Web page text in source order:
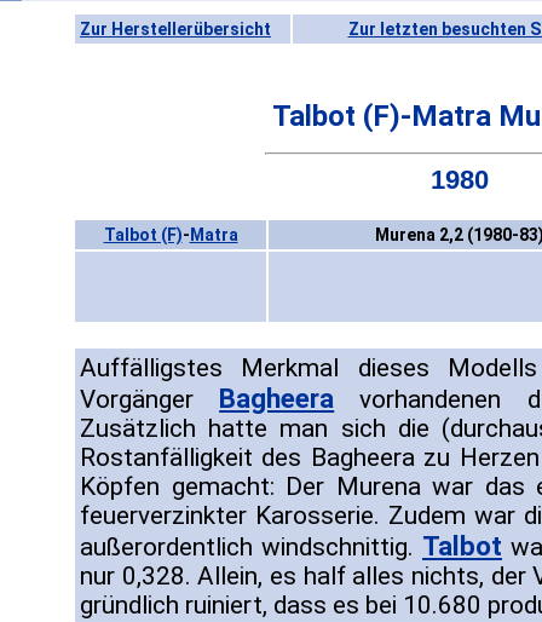
Zur Herstellerübersicht Zur letzten besuchten
Talbot (F)-Matra
1980
Talbot (F)- Matra Murena 2,2 (1980-
Auffälligstes Merkmal dieses
Vorgänger Bagheera vorhandenen
Zusätzlich hatte man sich die
Rostanfälligkeit des Bagheera zu
Köpfen gemacht: Der Murena war
feuerverzinkter Karosserie. Zudem war
außerordentlich windschnittig. Talbot
nur 0,328. Allein, es half alles nichts, der
gründlich ruiniert, dass es bei 10.680